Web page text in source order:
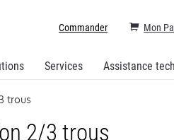
Services Assistance
Mon
Commander
trous
2/3 trous